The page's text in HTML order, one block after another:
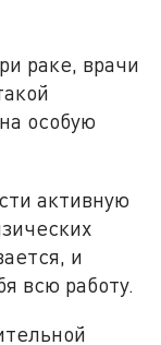
раке, врачи
особую
активную
и
всю работу.